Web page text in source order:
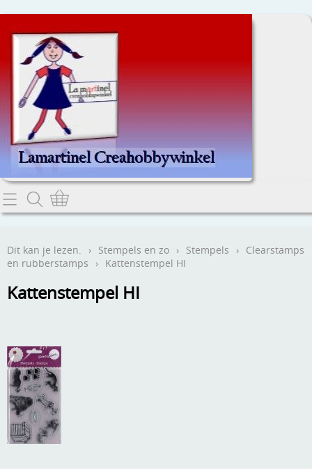
Home
Contact
Webwinkel
Aanbiedingen
Andere
Boeken en magazines
Dies om te stansen
Verzend - en verpakkingsk
Mijn account
Info
Dit kan je lezen. › Stempels en zo › Stempels › Clearstamps
en rubberstamps
› Kattenstempel HI
Kattenstempel HI